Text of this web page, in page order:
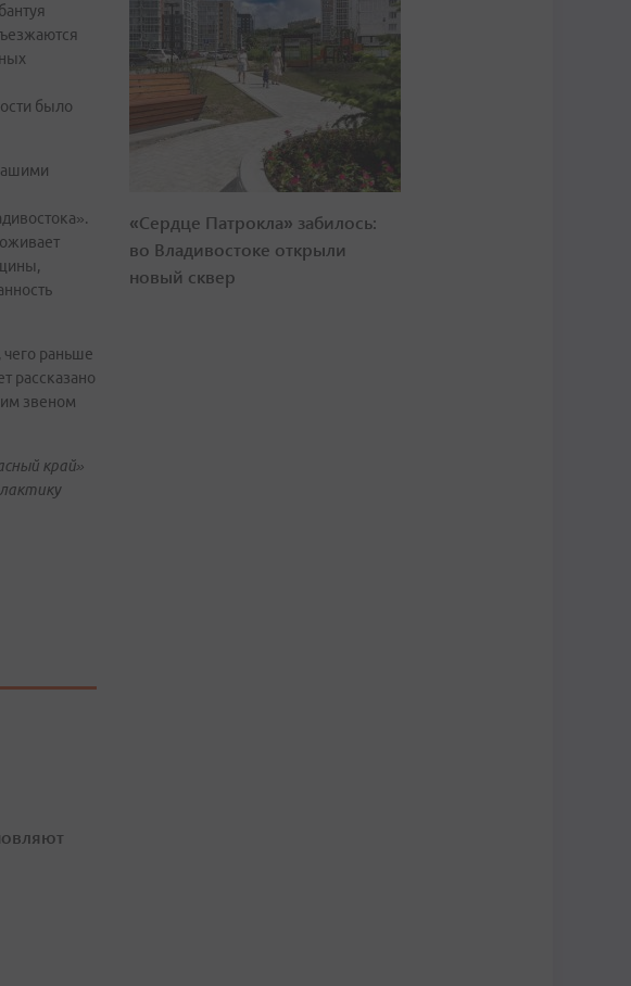
было
чего раньше
рассказано
звеном
край»
«Сердце Патрокла» забилось:
во Владивостоке открыли
новый сквер